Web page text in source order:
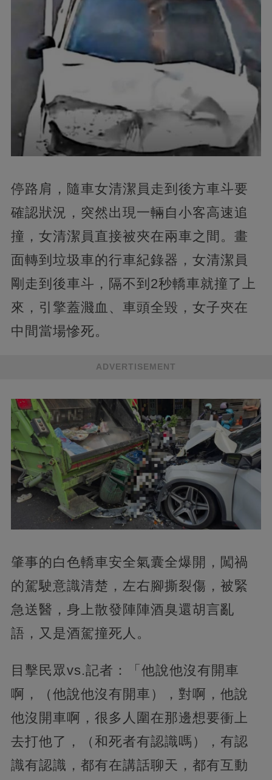
停路肩，隨車女清潔員走到後方車斗要
確認狀況，突然出現一輛自小客高速追
撞，女清潔員直接被夾在兩車之間。畫
面轉到垃圾車的行車紀錄器，女清潔員
剛走到後車斗，隔不到2秒轎車就撞了上
來，引擎蓋濺血、車頭全毀，女子夾在
中間當場慘死。
ADVERTISEMENT
肇事的白色轎車安全氣囊全爆開，闖禍
的駕駛意識清楚，左右腳撕裂傷，被緊
急送醫，身上散發陣陣酒臭還胡言亂
語，又是酒駕撞死人。
目擊民眾vs.記者：「他說他沒有開車
啊，（他說他沒有開車），對啊，他說
他沒開車啊，很多人圍在那邊想要衝上
去打他了，（和死者有認識嗎），有認
識有認識，都有在講話聊天，都有互動